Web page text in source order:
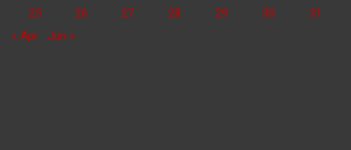
25
26 27 28 29 30
31
« Apr
Jun »